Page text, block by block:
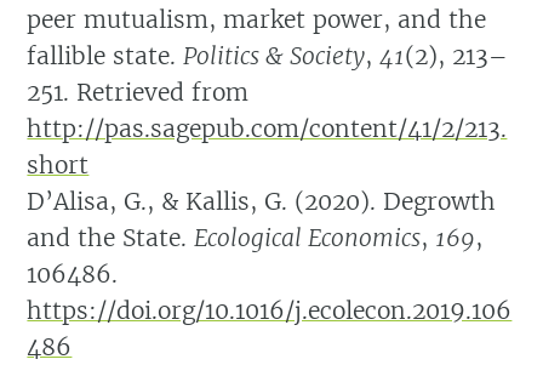
peer mutualism, market power, and the
fallible state. Politics & Society,41(2), 213–
251. Retrieved from
http://pas.sagepub.com/content/41/2/213.
short
D’Alisa, G., & Kallis, G. (2020). Degrowth
and the State. Ecological Economics, 169,
106486.
https://doi.org/10.1016/j.ecolecon.2019.106
486